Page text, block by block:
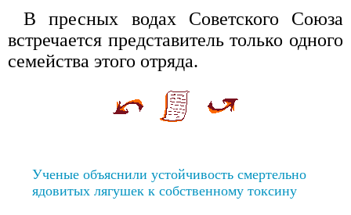
В пресных водах Советского Союза
встречается представитель только одного
семейства этого отряда.
Ученые объяснили устойчивость смертельно
ядовитых лягушек к собственному токсину